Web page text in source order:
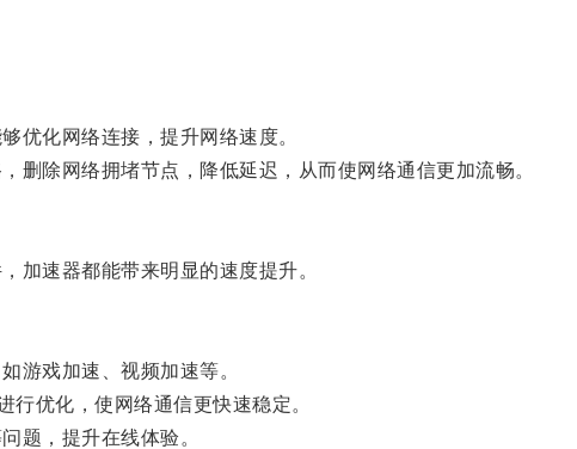
化网络连接，提升网络速度。
除网络拥堵节点，降低延迟，从而使网络通信更加流畅。
速器都能带来明显的速度提升。
戏加速、视频加速等。
优化，使网络通信更快速稳定。
，提升在线体验。